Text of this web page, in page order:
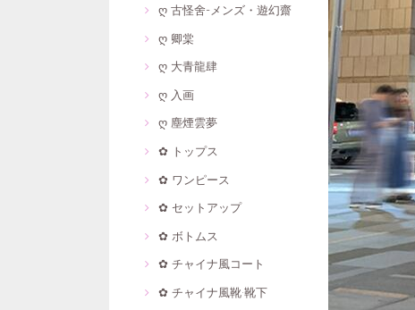
ღ 古怪舍-メンズ・遊幻齋
ღ 卿棠
ღ 大青龍肆
ღ 入画
ღ 塵煙雲夢
✿ トップス
✿ ワンピース
✿ セットアップ
✿ ボトムス
✿ チャイナ風コート
✿ チャイナ風靴·靴下